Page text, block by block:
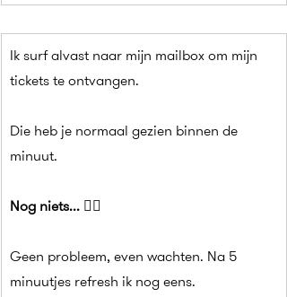
Ik surf alvast naar mijn mailbox om mijn
tickets te ontvangen.
Die heb je normaal gezien binnen de
minuut.
Nog niets... 🤷‍♀️
Geen probleem, even wachten. Na 5
minuutjes refresh ik nog eens.